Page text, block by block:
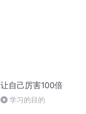
让自己厉害100倍
学习的目的